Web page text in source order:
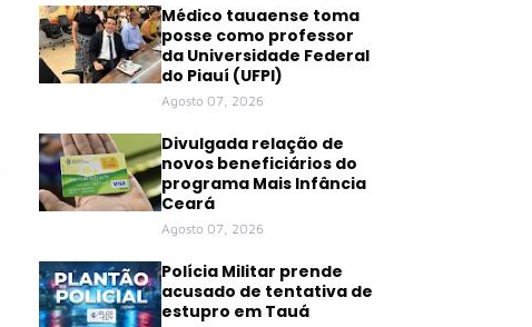
Médico tauaense toma
posse como professor
da Universidade Federal
do Piauí (UFPI)
Agosto 07, 2026
Divulgada relação de
novos beneficiários do
programa Mais Infância
Ceará
Agosto 07, 2026
Polícia Militar prende
acusado de tentativa de
estupro em Tauá